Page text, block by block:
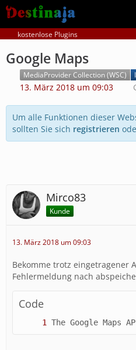
kostenlose Plugins
Google Maps
MediaProvider Collection (WSC)
13. März 2018 um 09:03
Um alle Funktionen dieser
sollten Sie sich registrieren
Mirco83
Kunde
13. März 2018 um 09:03
Bekomme trotz eingetragener
Fehlermeldung nach
Code
The Google